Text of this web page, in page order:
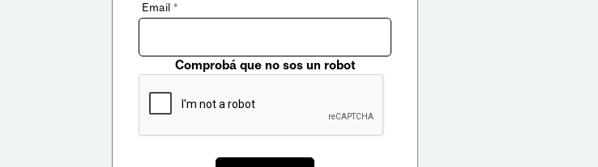
Email *
Comprobá que no sos un robot